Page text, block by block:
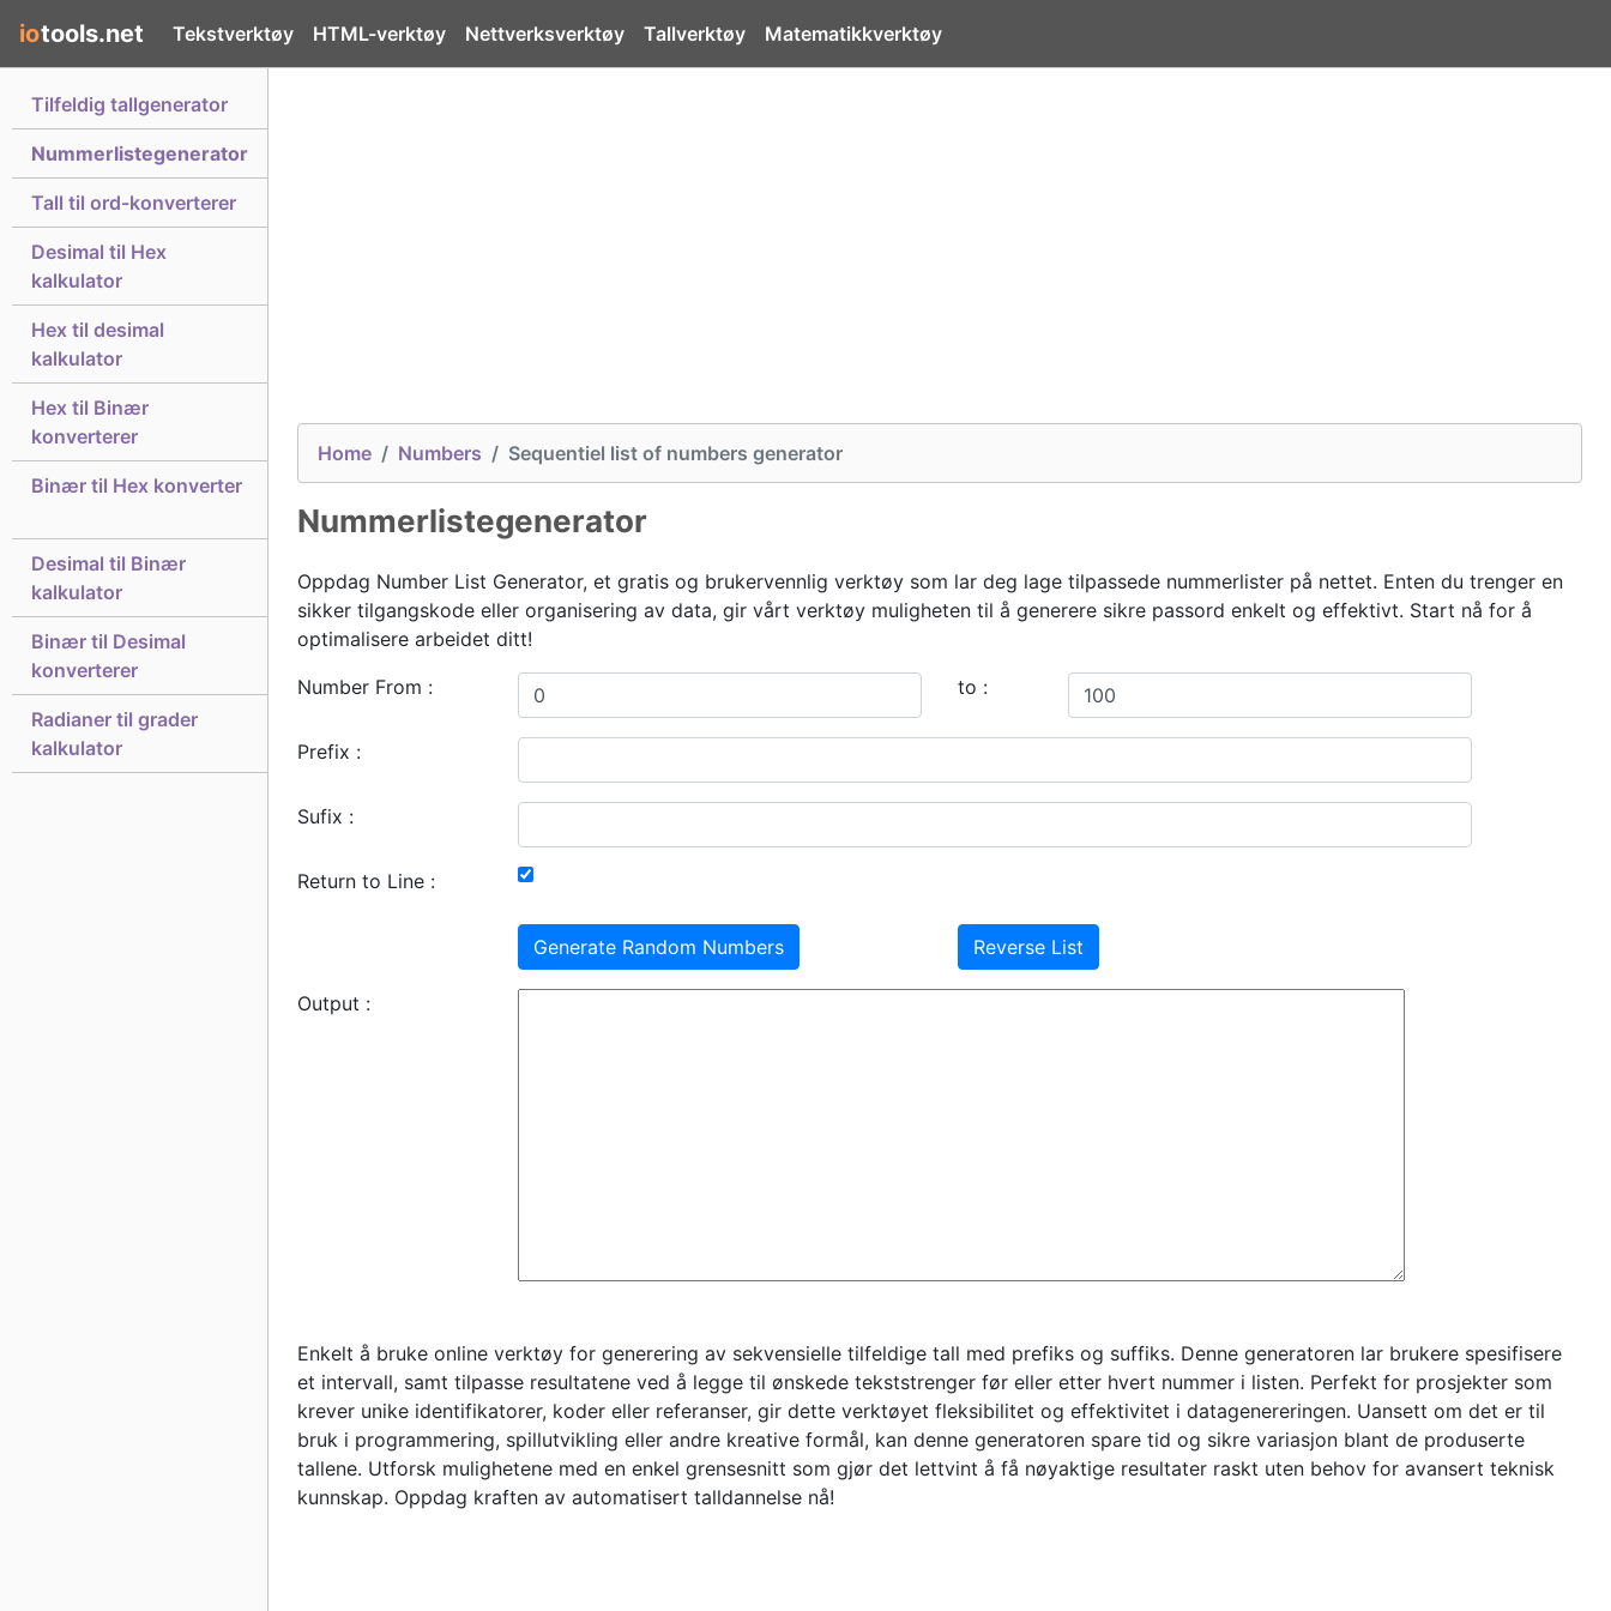
iotools.net Tekstverktøy HTML-verktøy Nettverksverktøy Tallverktøy Matematikkverktøy
Tilfeldig tallgenerator
Nummerlistegenerator
Tall til ord-konverterer
Desimal til Hex
kalkulator
Hex til desimal
kalkulator
Hex til Binær
konverterer
Binær til Hex konverter
Desimal til Binær
kalkulator
Binær til Desimal
konverterer
Radianer til grader
kalkulator
Home Numbers Sequentiel list of numbers generator
Nummerlistegenerator
Oppdag Number List Generator, et gratis og brukervennlig verktøy som lar deg lage tilpassede nummerlister på nettet. Enten du trenger en
sikker tilgangskode eller organisering av data, gir vårt verktøy muligheten til å generere sikre passord enkelt og effektivt. Start nå for å
optimalisere arbeidet ditt!
Number From :
to :
Prefix :
Sufix :
Return to Line :
Output :
Enkelt å bruke online verktøy for generering av sekvensielle tilfeldige tall med prefiks og suffiks. Denne generatoren lar brukere spesifisere
et intervall, samt tilpasse resultatene ved å legge til ønskede tekststrenger før eller etter hvert nummer i listen. Perfekt for prosjekter som
krever unike identifikatorer, koder eller referanser, gir dette verktøyet fleksibilitet og effektivitet i datagenereringen. Uansett om det er til
bruk i programmering, spillutvikling eller andre kreative formål, kan denne generatoren spare tid og sikre variasjon blant de produserte
tallene. Utforsk mulighetene med en enkel grensesnitt som gjør det lettvint å få nøyaktige resultater raskt uten behov for avansert teknisk
kunnskap. Oppdag kraften av automatisert talldannelse nå!